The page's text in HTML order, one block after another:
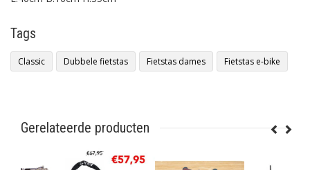
Tags
Classic Dubbele fietstas Fietstas dames Fietstas e-bike
Gerelateerde producten